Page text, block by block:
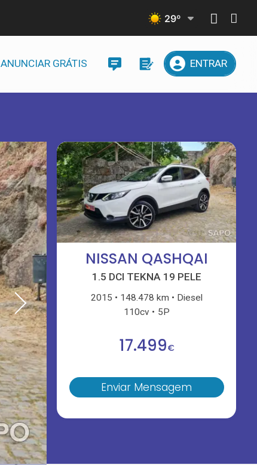
29º
ANUNCIAR GRÁTIS ENTRAR
NISSAN QASHQAI
1.5 DCI TEKNA 19 PELE
2015 148.478 km
Diesel
110cv
5P
17.499€
Enviar Mensagem